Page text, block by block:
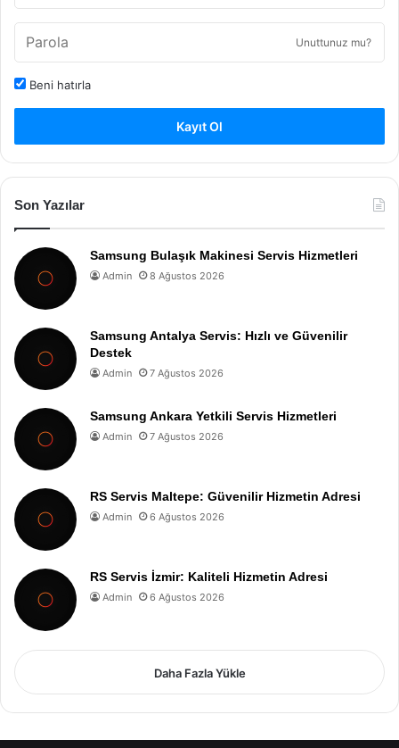
Unuttunuz mu?
Beni hatırla
Kayıt Ol
Son Yazılar
Samsung Bulaşık Makinesi Servis Hizmetleri
Admin 8 Ağustos 2026
Samsung Antalya Servis: Hızlı ve Güvenilir
Destek
Admin 7 Ağustos 2026
Samsung Ankara Yetkili Servis Hizmetleri
Admin 7 Ağustos 2026
RS Servis Maltepe: Güvenilir Hizmetin Adresi
Admin 6 Ağustos 2026
RS Servis İzmir: Kaliteli Hizmetin Adresi
Admin 6 Ağustos 2026
Daha Fazla Yükle